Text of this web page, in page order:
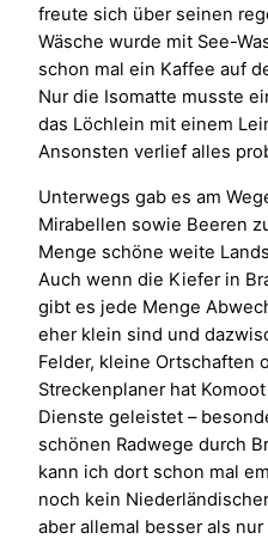
freute sich über seinen
Wäsche wurde mit See-
schon mal ein Kaffee auf
Nur die Isomatte musste
das Löchlein mit einem
Ansonsten verlief alles
Unterwegs gab es am
Mirabellen sowie Beeren
Menge schöne weite
Auch wenn die Kiefer in
gibt es jede Menge
eher klein sind und
Felder, kleine Ortschaften
Streckenplaner hat
Dienste geleistet –
schönen Radwege durch
kann ich dort schon mal
noch kein
aber allemal besser als